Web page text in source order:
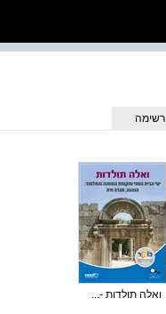
רשימה
ואלה תולדות -...